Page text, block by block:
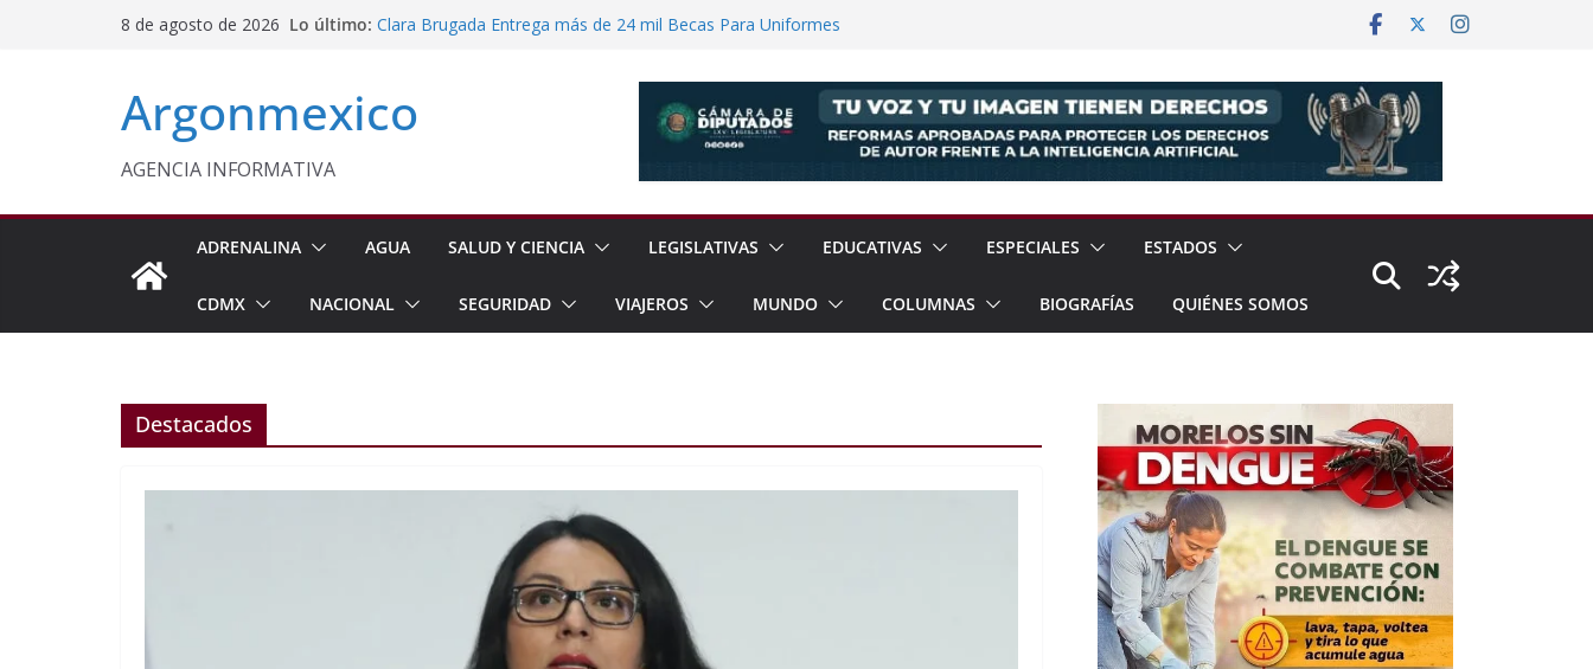
8 de agosto de 2026 Lo último: Clara Brugada Entrega más de 24 mil Becas Para Uniformes
Chimalhuacán
Sheinbaum Entrega Pensión Mujeres Bienestar a
y Perú
Argonmexico
AGENCIA INFORMATIVA
ADRENALINA AGUA SALUD Y CIENCIA LEGISLATIVAS EDUCATIVAS ESPECIALES ESTADOS
CDMX NACIONAL SEGURIDAD VIAJEROS MUNDO COLUMNAS BIOGRAFÍAS QUIÉNES SOMOS
Destacados